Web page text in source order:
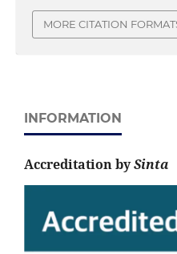
MORE CITATION
INFORMATION
Accreditation bySinta